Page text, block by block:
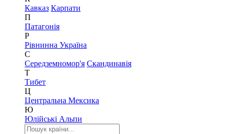
Кавказ Карпати
П
Патагонія
Р
Рівнинна Україна
С
Середземномор'я Скандинавія
Т
Тибет
Ц
Центральна Мексика
Ю
Юлійські Альпи